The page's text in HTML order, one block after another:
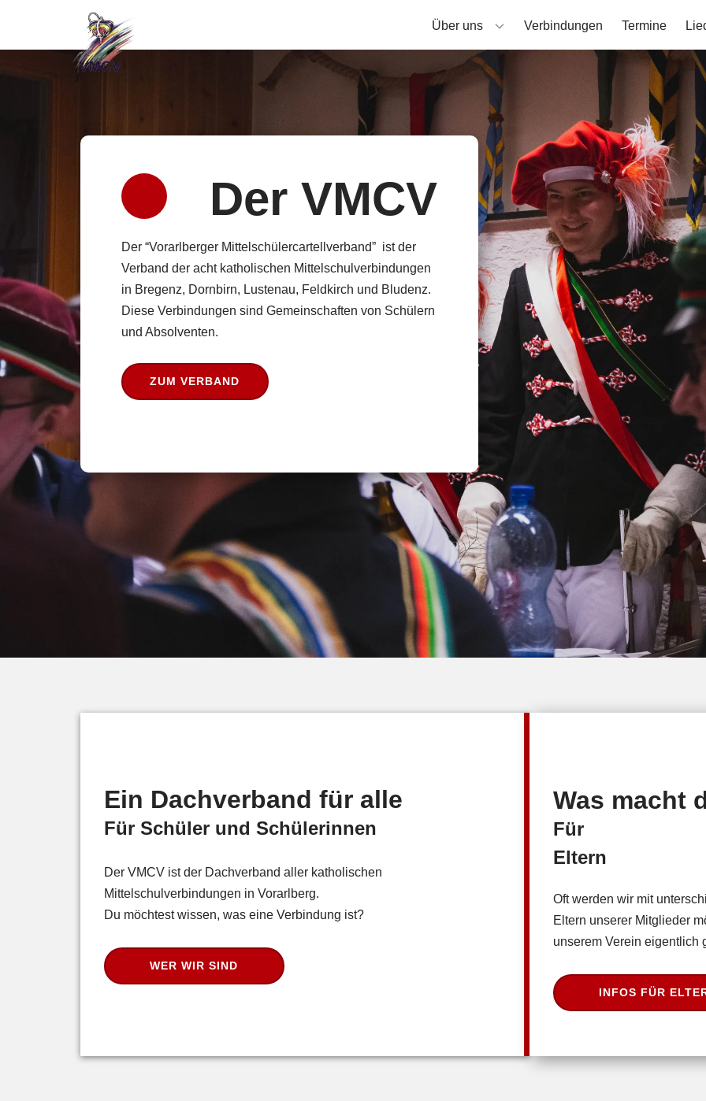
Über uns Verbindungen Termine
Der VM​​CV
Der “Vorarlberger Mittelschülercartellverband” ist der
Verband der acht katholischen Mittelschulverbindungen
in Bregenz, Dornbirn, Lustenau, Feldkirch und Bludenz.
Diese Verbindungen sind Gemeinschaften von Schülern
und Absolventen.
ZUM VERBAND
Ein Dachverband für alle
Für Schüler und Schülerinnen
Der VMCV ist der Dachverband aller katholischen
Mittelschulverbindungen in Vorarlberg.
Du möchtest wissen, was eine Verbindung ist?
WER WIR SIND
Was macht
Für
Eltern
Oft werden wir mit
Eltern unserer Mitglieder
unserem Verein eigentlich
INFOS FÜR